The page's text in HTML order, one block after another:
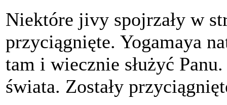
Niektóre jivy spojrzały w
przyciągnięte. Yogamaya
tam i wiecznie służyć
świata. Zostały